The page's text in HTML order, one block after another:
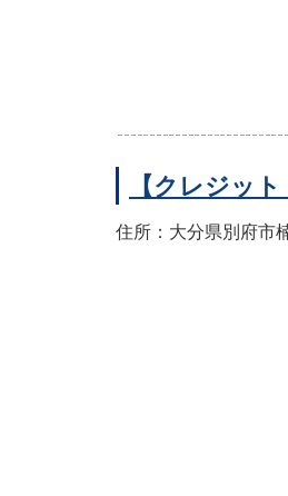
【クレジッ
住所：大分県別府市